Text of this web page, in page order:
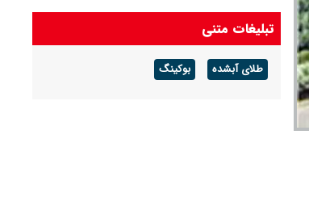
تبلیغات متنی
طلای آبشده بوکینگ